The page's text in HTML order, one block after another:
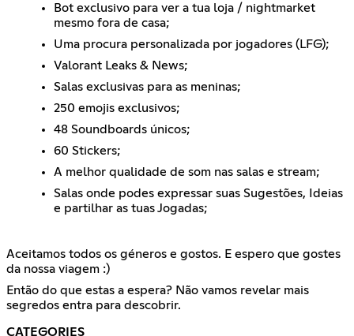
Bot exclusivo para ver a tua loja / nightmarket
mesmo fora de casa;
Uma procura personalizada por jogadores (LFG);
Valorant Leaks & News;
Salas exclusivas para as meninas;
250 emojis exclusivos;
48 Soundboards únicos;
60 Stickers;
A melhor qualidade de som nas salas e stream;
Salas onde podes expressar suas Sugestões, Ideias
e partilhar as tuas Jogadas;
Aceitamos todos os géneros e gostos. E espero que gostes
da nossa viagem :)
Então do que estas a espera? Não vamos revelar mais
segredos entra para descobrir.
CATEGORIES